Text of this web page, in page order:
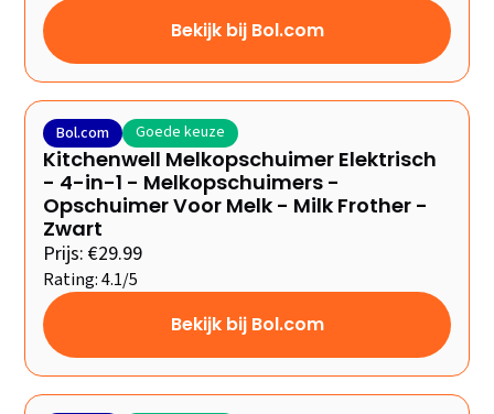
Bekijk bij Bol.com
Bol.com Goede keuze
Kitchenwell Melkopschuimer Elektrisch
- 4-in-1 - Melkopschuimers -
Opschuimer Voor Melk - Milk Frother -
Zwart
Prijs: €29.99
Rating: 4.1/5
Bekijk bij Bol.com